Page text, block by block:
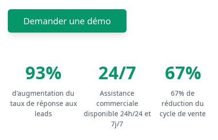
Demander une démo
93%
d'augmentation du
taux de réponse aux
leads
24/7
Assistance
commerciale
disponible 24h/24 et
7j/7
67%
67% de
réduction du
cycle de vente